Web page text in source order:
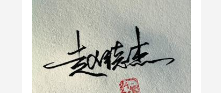
方向、长
短、收放的
合理组合是
正书类签名
美观大方的
关键，所以